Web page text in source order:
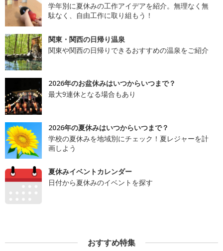
学年別に夏休みの工作アイデアを紹介。無理なく無
駄なく、自由工作に取り組もう！
関東・関西の日帰り温泉
関東や関西の日帰りできるおすすめの温泉をご紹介
2026年のお盆休みはいつからいつまで？
最大9連休となる場合もあり
2026年の夏休みはいつからいつまで？
学校の夏休みを地域別にチェック！夏レジャーを計
画しよう
夏休みイベントカレンダー
日付から夏休みのイベントを探す
おすすめ特集